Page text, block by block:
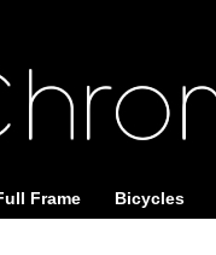
Frame Bicycles